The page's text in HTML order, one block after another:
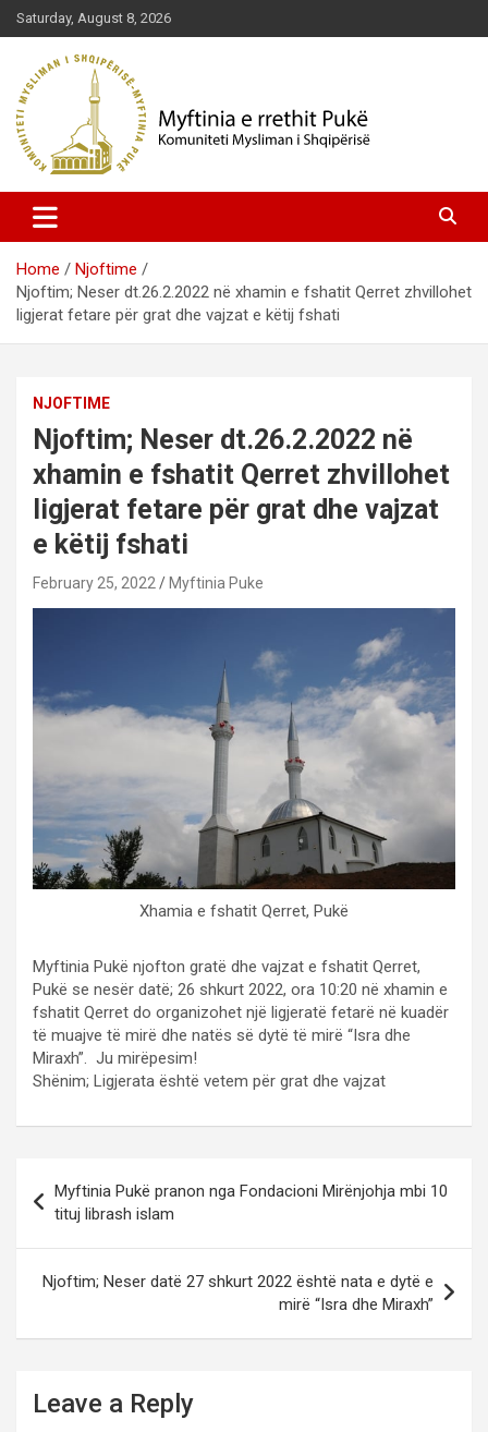
Skip
to
content
Saturday, August 8, 2026
Myftinia Pukë | Faqja Zyrtare
Home
Njoftime
Njoftim; Neser dt.26.2.2022 në xhamin e fshatit Qerret zhvillohet
ligjerat fetare për grat dhe vajzat e këtij fshati
NJOFTIME
Njoftim; Neser dt.26.2.2022 në
xhamin e fshatit Qerret zhvillohet
ligjerat fetare për grat dhe vajzat
e këtij fshati
February 25, 2022 Myftinia Puke
Xhamia e fshatit Qerret, Pukë
Myftinia Pukë njofton gratë dhe vajzat e fshatit Qerret,
Pukë se nesër datë; 26 shkurt 2022, ora 10:20 në xhamin e
fshatit Qerret do organizohet një ligjeratë fetarë në kuadër
të muajve të mirë dhe natës së dytë të mirë “Isra dhe
Miraxh”. Ju mirëpesim!
Shënim; Ligjerata është vetem për grat dhe vajzat
navigation
Myftinia Pukë pranon nga Fondacioni Mirënjohja mbi 10
tituj librash islam
Njoftim; Neser datë 27 shkurt 2022 është nata e dytë e
mirë “Isra dhe Miraxh”
Leave a Reply